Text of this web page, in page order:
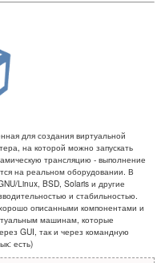
для создания виртуальной
на которой можно запускать
трансляцию - выполнение
на реальном оборудовании. В
Linux, BSD, Solaris и другие
и стабильностью.
описанными компонентами и
машинам, которые
GUI, так и через командную
есть)